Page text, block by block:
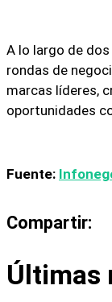
A lo largo de
rondas de
marcas líderes,
oportunidades
Fuente:
Compartir:
Últimas